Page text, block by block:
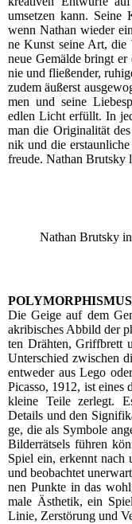
umset­zen kann. Sei­ne
wenn Nathan wie­der
ne Kunst sei­ne Art, die
neue Gemäl­de bringt
nie und flie­ßen­der,
zudem äußerst
men und sei­ne
edlen Licht erfüllt. In
man die Ori­gi­na­li­tät
nik und die
freu­de. Nathan Brut­s­ky
Nathan Brut­s­ky
Die Gei­ge auf dem
akri­bi­sches Abbild der
ten Dräh­ten, Griff­brett
Unter­schied zwi­schen
ent­we­der aus Lego
Picas­so, 1912, ist
klei­ne Tei­le zer­legt.
Details und den
ge, die als Sym­bo­le
Bil­der­rät­sels füh­ren
Spiel ein, erkennt nach
und beob­ach­tet
nen Punk­te in das
ma­le Ästhe­tik, ein
Linie, Zer­stö­rung und